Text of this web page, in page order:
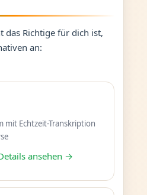
das Richtige für dich ist,
an:
mit Echtzeit-Transkription
ansehen →